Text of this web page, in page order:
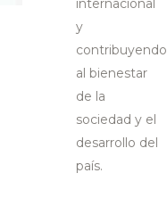
internacional
y
contribuyendo
al bienestar
de la
sociedad y el
desarrollo del
país.